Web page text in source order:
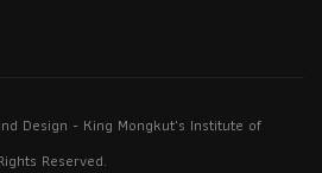
Design - King Mongkut's Institute of
Reserved.